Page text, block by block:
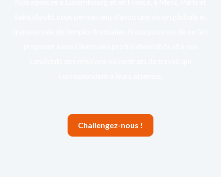
Challengez-nous !